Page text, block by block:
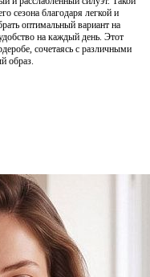
сезона благодаря легкой и
оптимальный вариант на
на каждый день. Этот
сочетаясь с различными
образ.